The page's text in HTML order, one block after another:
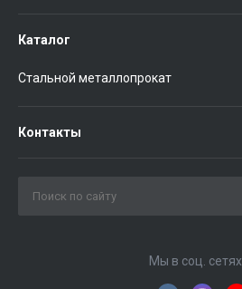
Каталог
Стальной металлопрокат
Контакты
Мы в соц. сетях